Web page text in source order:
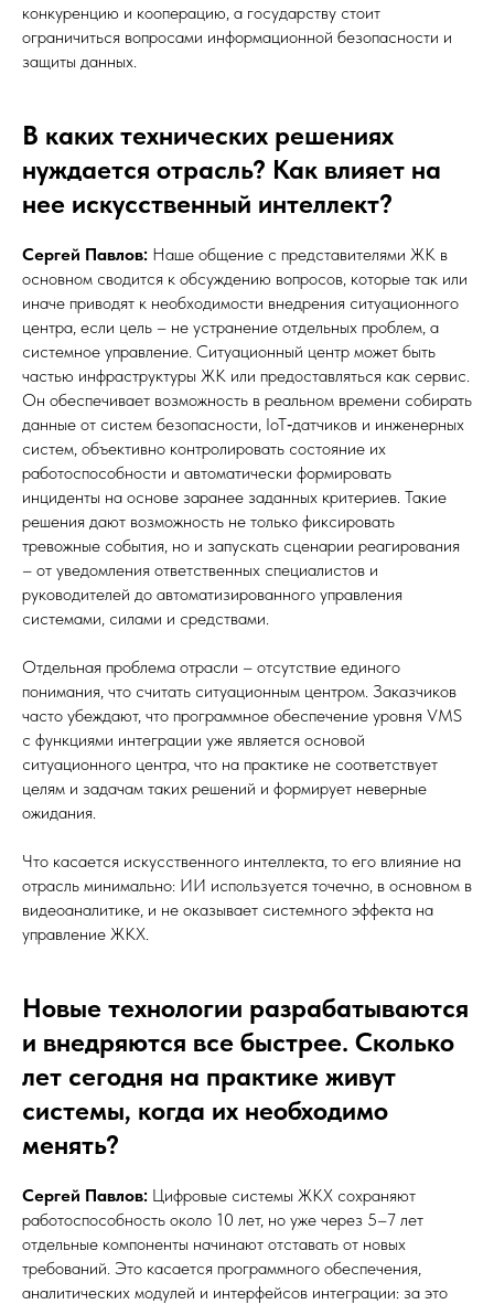
конкуренцию и кооперацию, а государству стоит
ограничиться вопросами информационной безопасности и
защиты данных.
В каких технических решениях
нуждается отрасль? Как влияет на
нее искусственный интеллект?
Сергей Павлов: Наше общение с представителями ЖК в
основном сводится к обсуждению вопросов, которые так или
иначе приводят к необходимости внедрения ситуационного
центра, если цель – не устранение отдельных проблем, а
системное управление. Ситуационный центр может быть
частью инфраструктуры ЖК или предоставляться как сервис.
Он обеспечивает возможность в реальном времени собирать
данные от систем безопасности, IoT‑датчиков и инженерных
систем, объективно контролировать состояние их
работоспособности и автоматически формировать
инциденты на основе заранее заданных критериев. Такие
решения дают возможность не только фиксировать
тревожные события, но и запускать сценарии реагирования
– от уведомления ответственных специалистов и
руководителей до автоматизированного управления
системами, силами и средствами.
Отдельная проблема отрасли – отсутствие единого
понимания, что считать ситуационным центром. Заказчиков
часто убеждают, что программное обеспечение уровня VMS
с функциями интеграции уже является основой
ситуационного центра, что на практике не соответствует
целям и задачам таких решений и формирует неверные
ожидания.
Что касается искусственного интеллекта, то его влияние на
отрасль минимально: ИИ используется точечно, в основном в
видеоаналитике, и не оказывает системного эффекта на
управление ЖКХ.
Новые технологии разрабатываются
и внедряются все быстрее. Сколько
лет сегодня на практике живут
системы, когда их необходимо
менять?
Сергей Павлов: Цифровые системы ЖКХ сохраняют
работоспособность около 10 лет, но уже через 5–7 лет
отдельные компоненты начинают отставать от новых
требований. Это касается программного обеспечения,
аналитических модулей и интерфейсов интеграции: за это